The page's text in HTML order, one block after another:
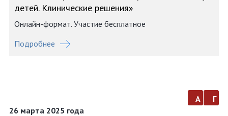
детей. Клинические решения»
Онлайн-формат. Участие бесплатное
Подробнее
26 марта 2025 года
а г